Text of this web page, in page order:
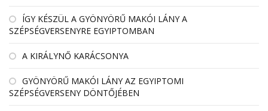
ÍGY KÉSZÜL A GYÖNYÖRŰ MAKÓI LÁNY A
SZÉPSÉGVERSENYRE EGYIPTOMBAN
A KIRÁLYNŐ KARÁCSONYA
GYÖNYÖRŰ MAKÓI LÁNY AZ EGYIPTOMI
SZÉPSÉGVERSENY DÖNTŐJÉBEN